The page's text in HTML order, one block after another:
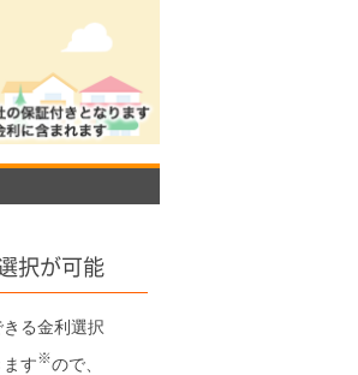
択が可能
る金利選択
す※ので、